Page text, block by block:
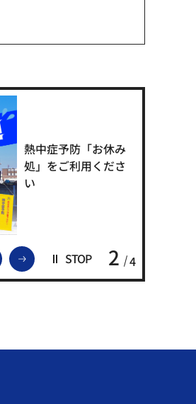
前のスライドを表示
次のスライドを表示
STOP 2 4
熱中症予防「お休み
処」をご利用くださ
い